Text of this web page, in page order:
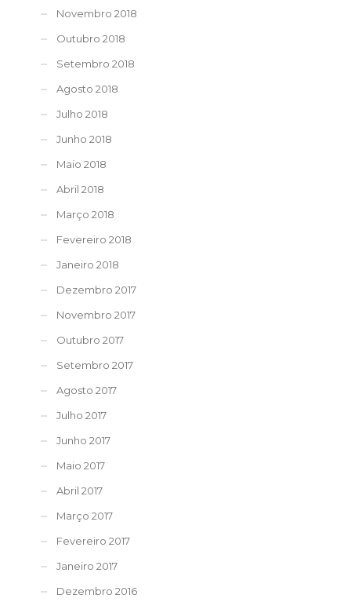
Novembro 2018
Outubro 2018
Setembro 2018
Agosto 2018
Julho 2018
Junho 2018
Maio 2018
Abril 2018
Março 2018
Fevereiro 2018
Janeiro 2018
Dezembro 2017
Novembro 2017
Outubro 2017
Setembro 2017
Agosto 2017
Julho 2017
Junho 2017
Maio 2017
Abril 2017
Março 2017
Fevereiro 2017
Janeiro 2017
Dezembro 2016